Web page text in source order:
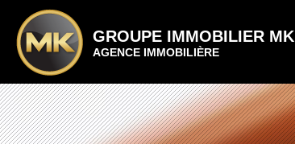
GROUPE IMMOBILIER MK
AGENCE IMMOBILIÈRE